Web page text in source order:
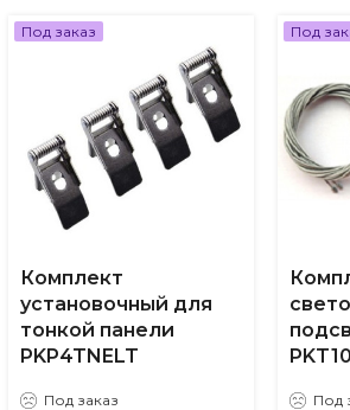
Под заказ
Комплект
установочный для
тонкой панели
PKP4TNELT
Под заказ
Под
Под